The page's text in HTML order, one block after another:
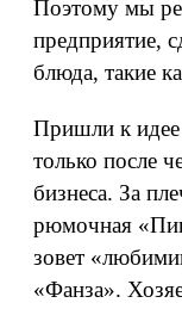
Поэтому мы
предприятие,
блюда, такие
Пришли к
только после
бизнеса. За
рюмочная
зовет
«Фанза».